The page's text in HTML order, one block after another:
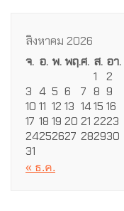
สิงหาคม 2026
จ. อ. พ.พฤ.ศ. ส. อา.
1
2
3 4 5 6 7 8 9
10 11 12 13 1415 16
17 18 19 20 21 2223
24252627 282930
31
« ธ.ค.